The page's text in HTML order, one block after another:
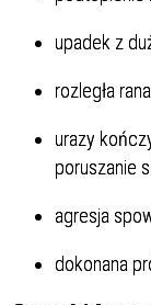
upadek z
rozległa
urazy
poruszanie
agresja
dokonana